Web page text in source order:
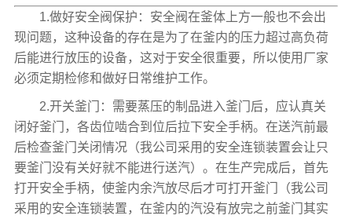
1.做好安全阀保护：安全阀在釜体上方一般也不会出
现问题，这种设备的存在是为了在釜内的压力超过高负荷
后能进行放压的设备，这对于安全很重要，所以使用厂家
必须定期检修和做好日常维护工作。
2.开关釜门：需要蒸压的制品进入釜门后，应认真关
闭好釜门，各齿位啮合到位后拉下安全手柄。在送汽前最
后检查釜门关闭情况（我公司采用的安全连锁装置会让只
要釜门没有关好就不能进行送汽）。在生产完成后，首先
打开安全手柄，使釜内余汽放尽后才可打开釜门（我公司
采用的安全连锁装置，在釜内的汽没有放完之前釜门其实